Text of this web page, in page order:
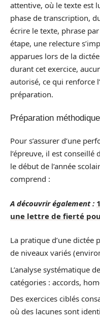
attentive, où le texte est
phase de transcription,
écrire le texte, phrase
étape, une relecture
apparues lors de la
durant cet exercice,
autorisé, ce qui renforce
préparation.
Préparation
Pour s’assurer d’une
l’épreuve, il est conseillé
le début de l’année
comprend :
A découvrir également :
une lettre de fierté
La pratique d’une dictée
de niveaux variés
L’analyse systématique
catégories : accords,
Des exercices ciblés
où des lacunes sont